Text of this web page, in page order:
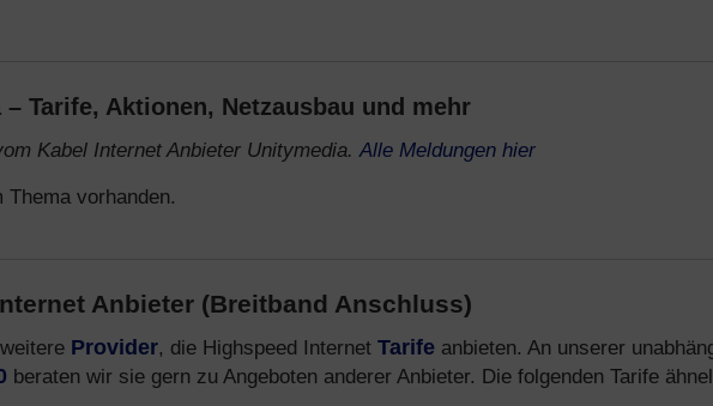
Tarife, Aktionen, Netzausbau und mehr
Kabel Internet Anbieter Unitymedia.Alle Meldungen hier
vorhanden.
Anbieter (Breitband Anschluss)
Provider, die Highspeed Internet Tarife anbieten. An unserer
beraten wir sie gern zu Angeboten anderer Anbieter. Die folgenden Tarife